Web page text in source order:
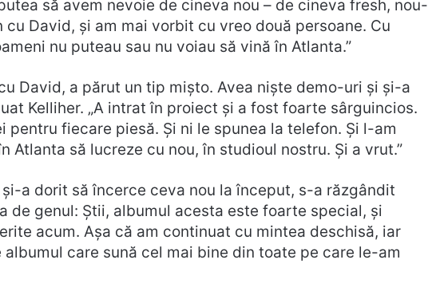
să avem nevoie de cineva nou – de cineva fresh, nou-
David, și am mai vorbit cu vreo două persoane. Cu
nu puteau sau nu voiau să vină în Atlanta.”
David, a părut un tip mișto. Avea niște demo-uri și și-a
Kelliher. „A intrat în proiect și a fost foarte sârguincios.
pentru fiecare piesă. Și ni le spunea la telefon. Și l-am
Atlanta să lucreze cu nou, în studioul nostru. Și a vrut.”
a dorit să încerce ceva nou la început, s-a răzgândit
de genul: Știi, albumul acesta este foarte special, și
acum. Așa că am continuat cu mintea deschisă, iar
care sună cel mai bine din toate pe care le-am